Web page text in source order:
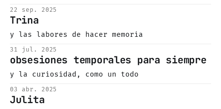
22 sep. 2025
Trina
y las labores de hacer memoria
31 jul. 2025
obsesiones temporales para siempre
y la curiosidad, como un todo
03 abr. 2025
Julita